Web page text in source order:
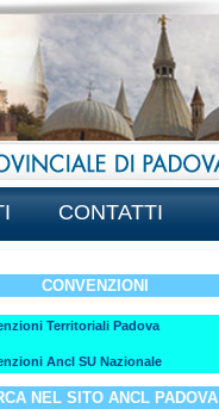
CONTATTI
CONVENZIONI
Territoriali Padova
Ancl SU Nazionale
NEL SITO ANCL PADOVA